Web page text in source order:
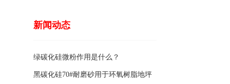
新闻动态
绿碳化硅微粉作用是什么？
黑碳化硅70#耐磨砂用于环氧树脂地坪